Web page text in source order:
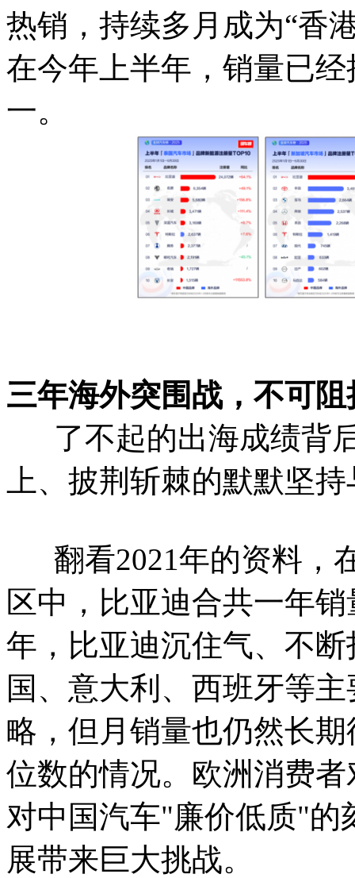
热销，持续多月成为“香
在今年上半年，销量已
一。
三年海外突围战，不可
了不起的出海成绩背
上、披荆斩棘的默默坚
翻看2021年的资料，
区中，比亚迪合共一年
年，比亚迪沉住气、不
国、意大利、西班牙等
略，但月销量也仍然长
位数的情况。欧洲消费
对中国汽车"廉价低质"的
展带来巨大挑战。